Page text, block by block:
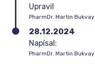
Upravil
PharmDr. Martin Bukvay
28.12.2024
Napísal:
PharmDr. Martin Bukvay